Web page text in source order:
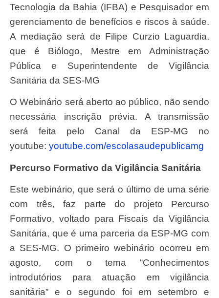
Tecnologia da Bahia (IFBA) e Pesquisador em
gerenciamento de benefícios e riscos à saúde.
A mediação será de Filipe Curzio Laguardia,
que é Biólogo, Mestre em Administração
Pública e Superintendente de Vigilância
Sanitária da SES-MG
O Webinário será aberto ao público, não sendo
necessária inscrição prévia. A transmissão
será feita pelo Canal da ESP-MG no
youtube: youtube.com/escolasaudepublicamg
Percurso Formativo da Vigilância Sanitária
Este webinário, que será o último de uma série
com três, faz parte do projeto Percurso
Formativo, voltado para Fiscais da Vigilância
Sanitária, que é uma parceria da ESP-MG com
a SES-MG. O primeiro webinário ocorreu em
agosto, com o tema “Conhecimentos
introdutórios para atuação em vigilância
sanitária” e o segundo foi em setembro e